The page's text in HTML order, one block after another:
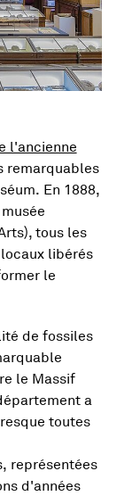
l'ancienne
remarquables
En 1888,
tous les
libérés
le
de fossiles
le Massif
a
toutes
représentées
d'années